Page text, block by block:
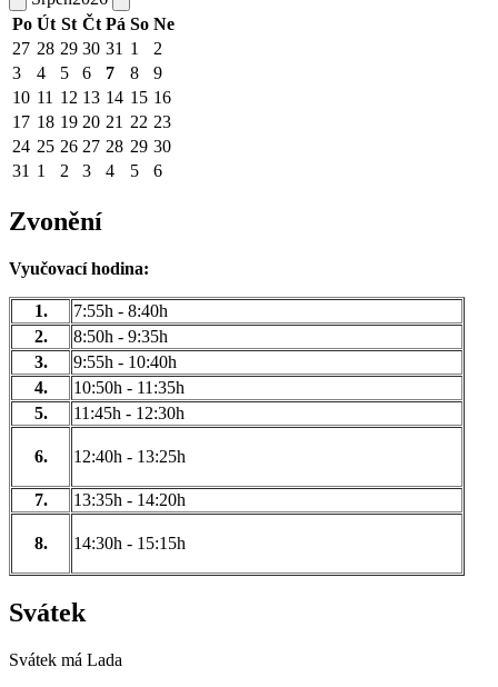
Po Út St Čt Pá So Ne
27 28 29 30 31 1
2
3
4 5 6 7 8
9
10 11 12 13 14 15 16
17 18 19 20 21 22 23
24 25 26 27 28 29 30
31 1 2 3 4 5 6
Zvonění
Vyučovací hodina:
1.
7:55h - 8:40h
2.
8:50h - 9:35h
3.
9:55h - 10:40h
4.
10:50h - 11:35h
5.
11:45h - 12:30h
6. 12:40h - 13:25h
7. 13:35h - 14:20h
8. 14:30h - 15:15h
Svátek
Svátek má Lada